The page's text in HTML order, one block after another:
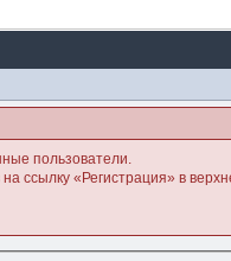
пользователи.
ссылку «Регистрация» в